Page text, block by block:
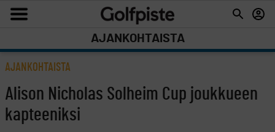
AJANKOHTAISTA
AJANKOHTAISTA
Alison Nicholas Solheim Cup joukkueen
kapteeniksi